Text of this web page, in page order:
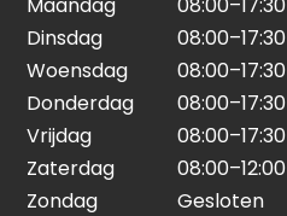
Dinsdag
08:00–17:30
Woensdag
08:00–17:30
Donderdag
08:00–17:30
Vrijdag
08:00–17:30
Zaterdag
08:00–12:00
Zondag
Gesloten